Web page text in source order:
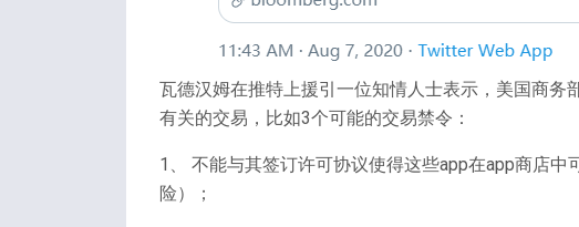
瓦德汉姆在推特上援引一位知情人士表示，美国商务
有关的交易，比如3个可能的交易禁令：
1、 不能与其签订许可协议使得这些app在app商店
险）；